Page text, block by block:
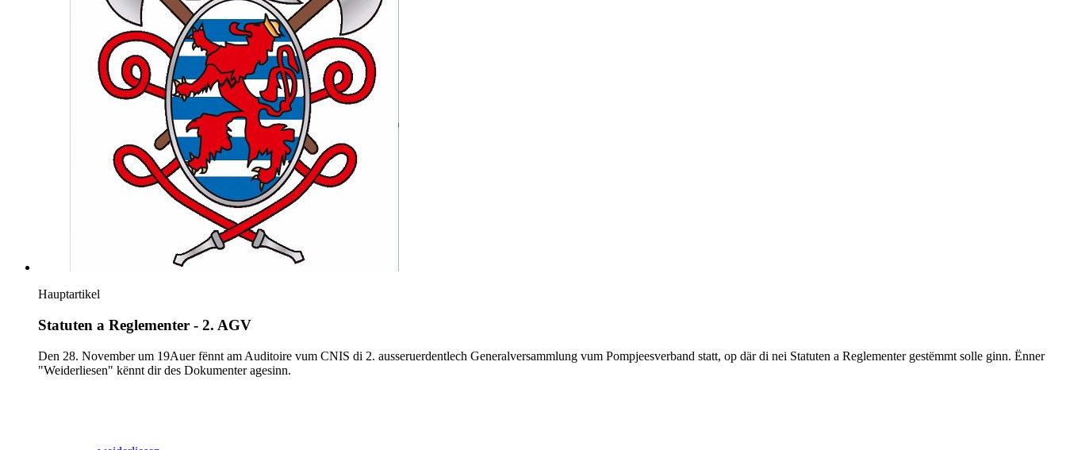
Hauptartikel
Statuten a Reglementer - 2. AGV
Den 28. November um 19Auer fënnt am Auditoire vum CNIS di 2. ausseruerdentlech Generalversammlung vum Pompjeesverband statt, op där di nei Statuten a Reglementer gestëmmt solle ginn. Ënner
"Weiderliesen" kënnt dir des Dokumenter agesinn.